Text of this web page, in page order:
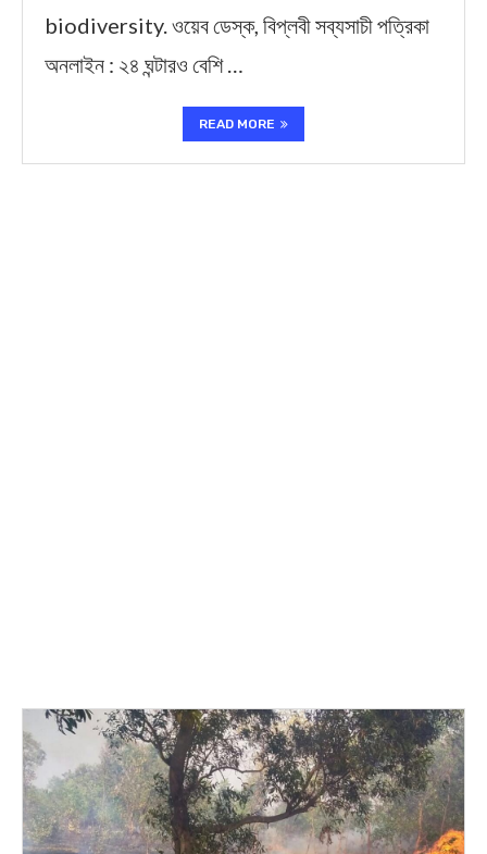
biodiversity. ওয়েব ডেস্ক, বিপ্লবী সব্যসাচী পত্রিকা
অনলাইন : ২৪ ঘন্টারও বেশি …
READ MORE